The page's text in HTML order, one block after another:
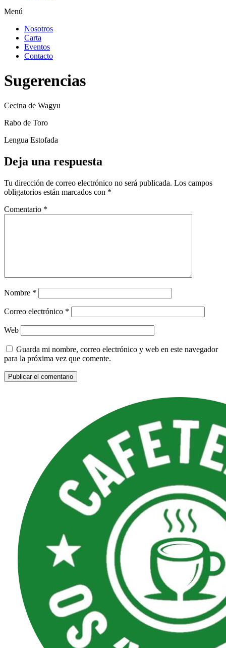
Menú
Nosotros
Carta
Eventos
Contacto
Sugerencias
Cecina de Wagyu
Rabo de Toro
Lengua Estofada
Deja una respuesta
Tu dirección de correo electrónico no será publicada. Los campos
obligatorios están marcados con *
Comentario *
Nombre *
Correo electrónico *
Web
Guarda mi nombre, correo electrónico y web en este navegador
para la próxima vez que comente.